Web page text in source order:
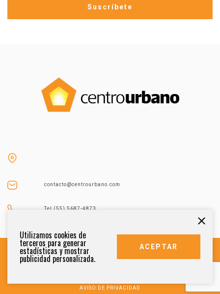
contacto@centrourbano.com
Tel (55) 5687-4873
AVISO DE PRIVACIDAD
Utilizamos cookies de
terceros para generar
estadísticas y mostrar
publicidad personalizada.
ACEPTAR